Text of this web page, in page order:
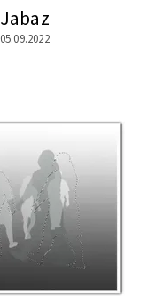
Jabaz
05.09.2022